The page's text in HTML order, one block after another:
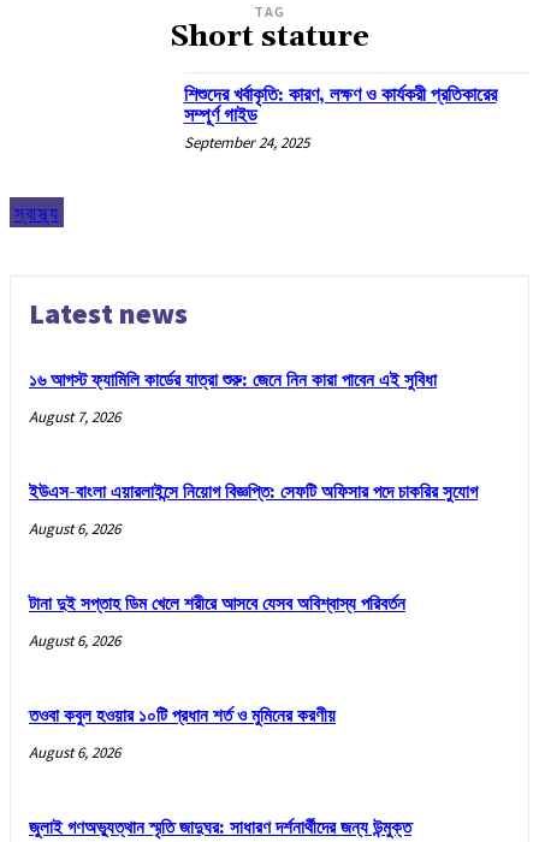
TAG
Short stature
স্বাস্থ্য
শিশুদের খর্বাকৃতি: কারণ, লক্ষণ ও কার্যকরী প্রতিকারের
সম্পূর্ণ গাইড
September 24, 2025
Latest news
১৬ আগস্ট ফ্যামিলি কার্ডের যাত্রা শুরু: জেনে নিন কারা পাবেন এই সুবিধা
August 7, 2026
ইউএস-বাংলা এয়ারলাইন্সে নিয়োগ বিজ্ঞপ্তি: সেফটি অফিসার পদে চাকরির সুযোগ
August 6, 2026
টানা দুই সপ্তাহ ডিম খেলে শরীরে আসবে যেসব অবিশ্বাস্য পরিবর্তন
August 6, 2026
তওবা কবুল হওয়ার ১০টি প্রধান শর্ত ও মুমিনের করণীয়
August 6, 2026
জুলাই গণঅভ্যুত্থান স্মৃতি জাদুঘর: সাধারণ দর্শনার্থীদের জন্য উন্মুক্ত